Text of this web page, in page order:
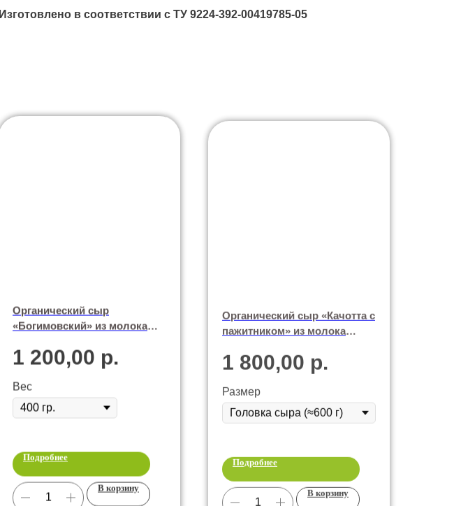
Изготовлено в соответствии с ТУ 9224-392-00419785-05
Органический сыр
«Богимовский» из молока
1 200,00 р.
Вес
Подробнее
В корзину
Органический сыр «Качотта с
пажитником» из молока
1 800,00 р.
Размер
Подробнее
В корзину